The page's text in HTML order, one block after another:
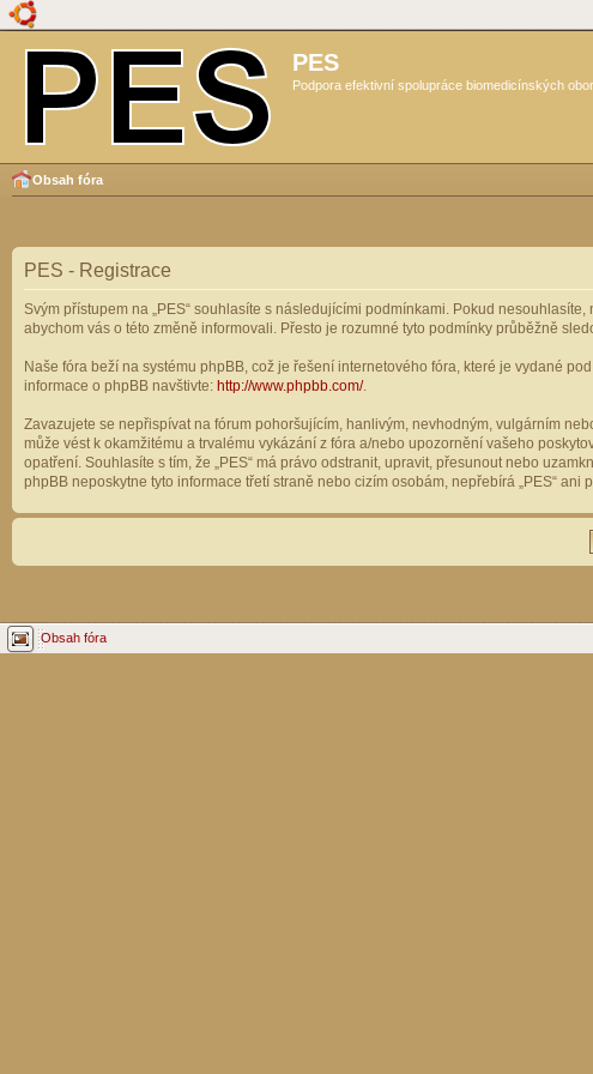
PES
Podpora efektivní spolupráce biomedicínských
Obsah fóra
PES - Registrace
Svým přístupem na „PES“ souhlasíte s následujícími podmínkami. Pokud
abychom vás o této změně informovali. Přesto je rozumné tyto podmínky průběžně
Naše fóra beží na systému phpBB, což je řešení internetového fóra, které je vydané pod
informace o phpBB navštivte: http://www.phpbb.com/.
Zavazujete se nepřispívat na fórum pohoršujícím, hanlivým, nevhodným, vulgárním
může vést k okamžitému a trvalému vykázání z fóra a/nebo upozornění vašeho
opatření. Souhlasíte s tím, že „PES“ má právo odstranit, upravit, přesunout nebo
phpBB neposkytne tyto informace třetí straně nebo cizím osobám, nepřebírá „PES“
Obsah fóra